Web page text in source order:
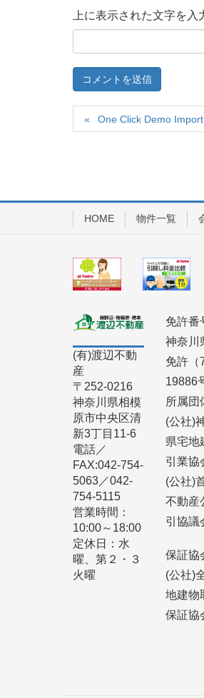
上に表示された文字を入
One Click Demo
HOME 物件一覧
(有)渡辺不動
産
〒252-0216
神奈川県相模
原市中央区清
新3丁目11-6
電話／
FAX:042-754-
5063／042-
754-5115
営業時間：
10:00～18:00
定休日：水
曜、第２・３
火曜
免許番
神奈川
免許（
19886
所属団
(公社)
県宅地
引業協
(公社)
不動産
引協議
保証協
(公社)
地建物
保証協